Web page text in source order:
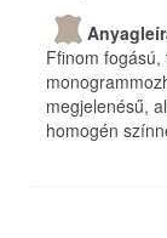
Ffinom
megjelenésű,
homogén